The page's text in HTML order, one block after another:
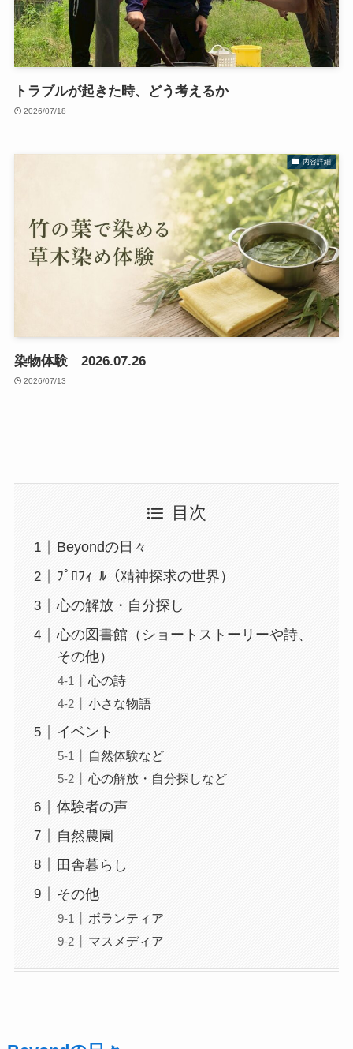
トラブルが起きた時、どう考えるか
2026/07/18
内容詳細
染物体験 2026.07.26
2026/07/13
目次
Beyondの日々
ﾌﾟﾛﾌｨｰﾙ（精神探求の世界）
心の解放・自分探し
心の図書館（ショートストーリーや詩、
その他）
心の詩
小さな物語
イベント
自然体験など
心の解放・自分探しなど
体験者の声
自然農園
田舎暮らし
その他
ボランティア
マスメディア